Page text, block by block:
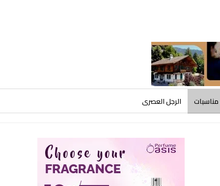
مناسبات الرجل العصرى